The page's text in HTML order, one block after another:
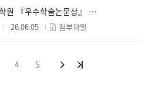
[대학원] 2026학년도 일반대학원 『우수학술논문상』 시행 안내(~7/1)
26.06.05 첨부파일
4 5